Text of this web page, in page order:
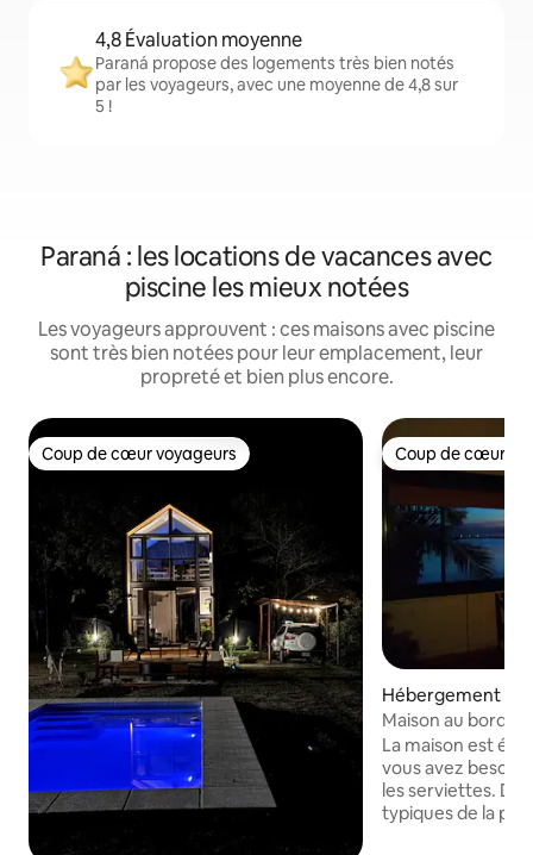
4,8 Évaluation moyenne
Paraná propose des logements très bien notés
par les voyageurs, avec une moyenne de 4,8 sur
5 !
Paraná : les locations de vacances avec
piscine les mieux notées
Les voyageurs approuvent : ces maisons avec piscine
sont très bien notées pour leur emplacement, leur
propreté et bien plus encore.
Coup de cœur voyageurs
Coup de cœur voyageurs Coup de cœur
Coup de cœur
Hébergement ⋅
Maison au bord
La maison est
vous avez besoin
les serviettes.
typiques de la